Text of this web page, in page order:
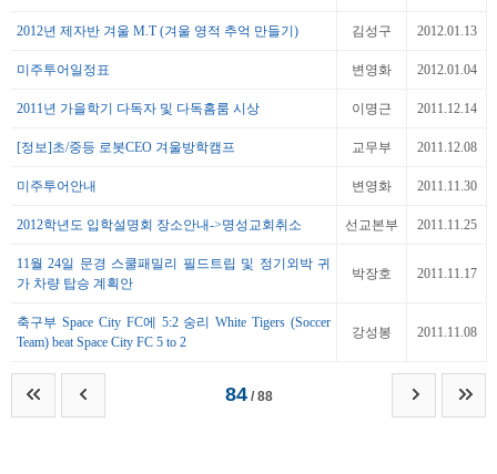
2012년 제자반 겨울 M.T (겨울 영적 추억 만들기) 김성구 2012.01.13
미주투어일정표 변영화 2012.01.04
2011년 가을학기 다독자 및 다독홈룸 시상 이명근 2011.12.14
[정보]초/중등 로봇CEO 겨울방학캠프 교무부 2011.12.08
미주투어안내 변영화 2011.11.30
2012학년도 입학설명회 장소안내->명성교회취소 선교본부 2011.11.25
11월 24일 문경 스쿨패밀리 필드트립 및 정기외박 귀
가 차량 탑승 계획안
박장호 2011.11.17
축구부 Space City FC에 5:2 숭리 White Tigers (Soccer
Team) beat Space City FC 5 to 2
강성봉 2011.11.08
84/ 88